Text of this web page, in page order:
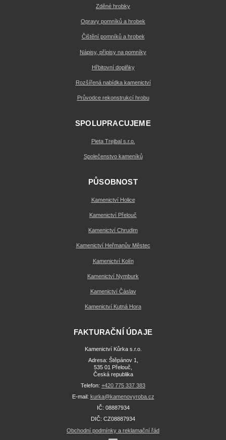
Zděné hrobky
Opravy pomníků a hrobek
Čištění pomníků a hrobek
Nápisy, přípisy na pomníky
Hřbitovní doplňky
Rozšířená nabídka kamenictví
Průvodce rekonstrukcí hrobu
SPOLUPRACUJEME
Pieta Trejbal s.r.o.
Společenstvo kameníků
PŮSOBNOST
Kamenictví Holice
Kamenictví Přelouč
Kamenictví Chrudim
Kamenictví Heřmanův Městec
Kamenictví Kolín
Kamenictví Nymburk
Kamenictví Čáslav
Kamenictví Kutná Hora
FAKTURAČNÍ ÚDAJE
Kamenictví Kůrka s.r.o.
Adresa: Štěpánov 1,
535 01 Přelouč,
Česká republika
Telefon: +420 775 337 383
E-mail: kurka@kamenovyroba.cz
IČ: 08887934
DIČ: CZ08887934
Obchodní podmínky a reklamační řád